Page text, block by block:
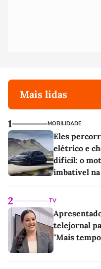
Mais lidas
1 MOBILIDADE
Eles
elétrico e
difícil: o
imbatível
2 TV
telejornal
"Mais